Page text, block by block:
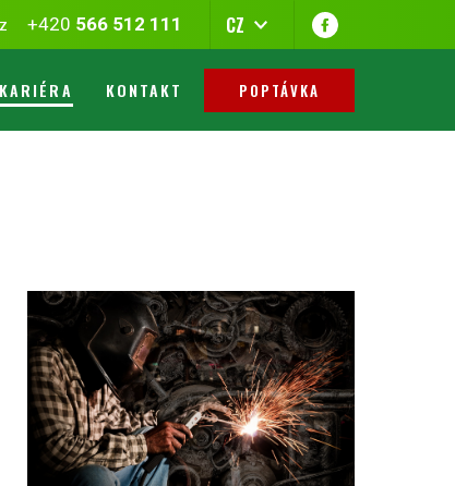
+420 566 512 111 CZ
KARIÉRA KONTAKT POPTÁVKA